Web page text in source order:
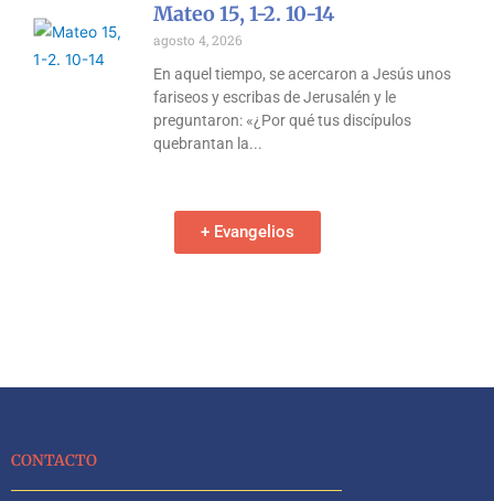
Mateo 15, 1-2. 10-14
agosto 4, 2026
En aquel tiempo, se acercaron a Jesús unos
fariseos y escribas de Jerusalén y le
preguntaron: «¿Por qué tus discípulos
quebrantan la
+ Evangelios
CONTACTO